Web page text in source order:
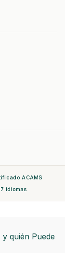
ACAMS
7 idiomas
y quién Puede